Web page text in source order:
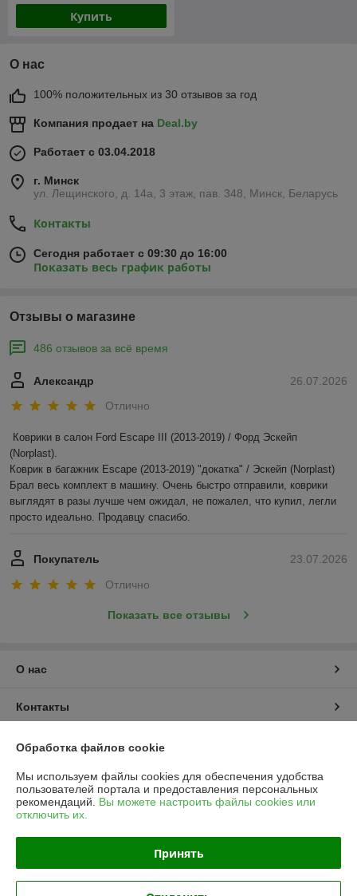
Купить
О нас
100% положительных из 30 отзывов за год
Компания продает на Deal.by
Работает с 03.04.2018
г. Минск
ул. Лещинского, д. 14а, 3 этаж, пав. 348, Минск, Беларусь
Контакты
Сегодня работает с 09:30 до 16:00
Показать весь график работы
Отзывы о магазине
486 отзывов за всё время
26.07.2026
Александр
Отлично
Коврики в салон Ford Escape III (2013-2019) / Форд Эскейп
(Norplast).
Коврик в багажник Escape (2013-2019) "докатка" / Эскейп (Norplast)
Брал весь комплект в машину. Очень быстро отправили, коврики
выглядят в разы лучше чем ожидал, не пожалел, что купил, легли
просто идеально. Продавцу спасибо.
23.07.2026
Покупатель
Отлично
Показать все отзывы
О нас
Контакты
Доставка и оплата
График работы
Полная версия сайта
Политика обработки cookies
Обработка файлов cookie
Мы используем файлы cookies для обеспечения удобства
пользователей портала и предоставления персональных
рекомендаций. Вы можете настроить файлы cookies или
отключить их.
Принять